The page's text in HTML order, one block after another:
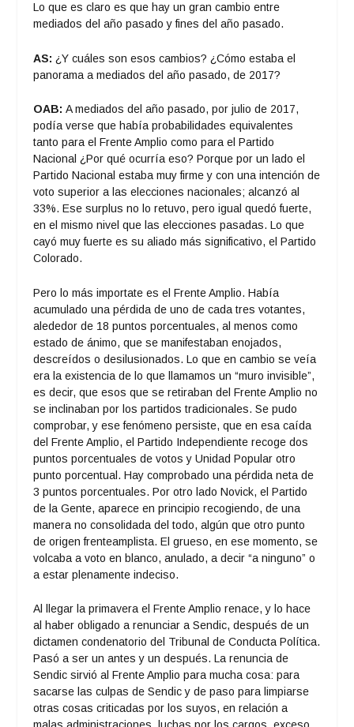
Lo que es claro es que hay un gran cambio entre
mediados del año pasado y fines del año pasado.
AS: ¿Y cuáles son esos cambios? ¿Cómo estaba el
panorama a mediados del año pasado, de 2017?
OAB:A mediados del año pasado, por julio de 2017,
podía verse que había probabilidades equivalentes
tanto para el Frente Amplio como para el Partido
Nacional ¿Por qué ocurría eso? Porque por un lado el
Partido Nacional estaba muy firme y con una intención de
voto superior a las elecciones nacionales; alcanzó al
33%. Ese surplus no lo retuvo, pero igual quedó fuerte,
en el mismo nivel que las elecciones pasadas. Lo que
cayó muy fuerte es su aliado más significativo, el Partido
Colorado.
Pero lo más importate es el Frente Amplio. Había
acumulado una pérdida de uno de cada tres votantes,
alededor de 18 puntos porcentuales, al menos como
estado de ánimo, que se manifestaban enojados,
descreídos o desilusionados. Lo que en cambio se veía
era la existencia de lo que llamamos un “muro invisible”,
es decir, que esos que se retiraban del Frente Amplio no
se inclinaban por los partidos tradicionales. Se pudo
comprobar, y ese fenómeno persiste, que en esa caída
del Frente Amplio, el Partido Independiente recoge dos
puntos porcentuales de votos y Unidad Popular otro
punto porcentual. Hay comprobado una pérdida neta de
3 puntos porcentuales. Por otro lado Novick, el Partido
de la Gente, aparece en principio recogiendo, de una
manera no consolidada del todo, algún que otro punto
de origen frenteamplista. El grueso, en ese momento, se
volcaba a voto en blanco, anulado, a decir “a ninguno” o
a estar plenamente indeciso.
Al llegar la primavera el Frente Amplio renace, y lo hace
al haber obligado a renunciar a Sendic, después de un
dictamen condenatorio del Tribunal de Conducta Política.
Pasó a ser un antes y un después. La renuncia de
Sendic sirvió al Frente Amplio para mucha cosa: para
sacarse las culpas de Sendic y de paso para limpiarse
otras cosas criticadas por los suyos, en relación a